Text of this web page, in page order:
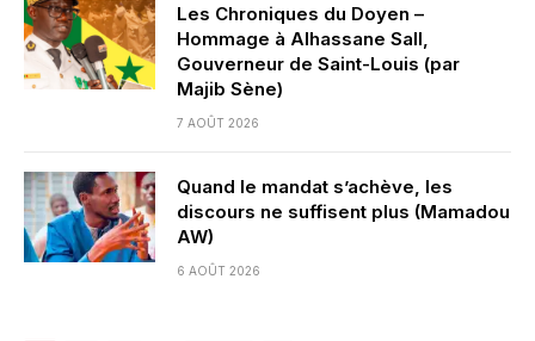
Les Chroniques du Doyen –
Hommage à Alhassane Sall,
Gouverneur de Saint-Louis (par
Majib Sène)
7 AOÛT 2026
Quand le mandat s’achève, les
discours ne suffisent plus (Mamadou
AW)
6 AOÛT 2026